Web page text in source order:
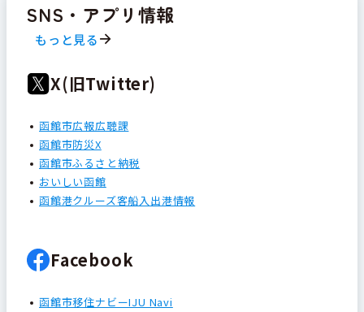
SNS・アプリ情報
もっと見る
X(旧Twitter)
函館市広報広聴課
函館市防災X
函館市ふるさと納税
おいしい函館
函館港クルーズ客船入出港情報
Facebook
函館市移住ナビーIJU Navi